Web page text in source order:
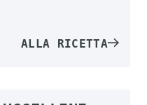
ALLA RICETTA